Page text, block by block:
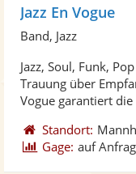
Jazz En Vogue
Band, Jazz
Jazz, Soul, Funk,
Trauung über
Vogue garantiert
Standort:
Gage: auf